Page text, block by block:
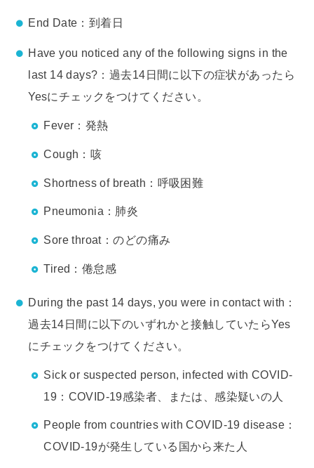
End Date：到着日
Have you noticed any of the following signs in the
last 14 days?：過去14日間に以下の症状があったら
Yesにチェックをつけてください。
Fever：発熱
Cough：咳
Shortness of breath：呼吸困難
Pneumonia：肺炎
Sore throat：のどの痛み
Tired：倦怠感
During the past 14 days, you were in contact with：
過去14日間に以下のいずれかと接触していたらYes
にチェックをつけてください。
Sick or suspected person, infected with COVID-
19：COVID-19感染者、または、感染疑いの人
People from countries with COVID-19 disease：
COVID-19が発生している国から来た人